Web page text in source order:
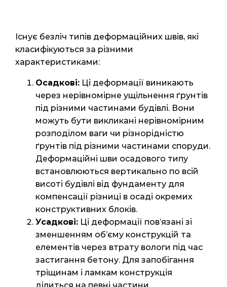
Існує безліч типів деформаційних швів, які
класифікуються за різними
характеристиками:
Осадкові: Ці деформації виникають
через нерівномірне ущільнення ґрунтів
під різними частинами будівлі. Вони
можуть бути викликані нерівномірним
розподілом ваги чи різнорідністю
ґрунтів під різними частинами споруди.
Деформаційні шви осадового типу
встановлюються вертикально по всій
висоті будівлі від фундаменту для
компенсації різниці в осаді окремих
конструктивних блоків.
Усадкові: Ці деформації пов’язані зі
зменшенням об’єму конструкцій та
елементів через втрату вологи під час
застигання бетону. Для запобігання
тріщинам і ламкам конструкція